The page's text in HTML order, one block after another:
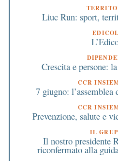
Liuc Run: sport,
Crescita e persone:
CCR
7 giugno:
CCR
Prevenzione, salute e
IL
Il nostro presidente
riconfermato alla